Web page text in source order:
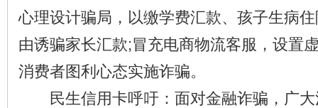
心理设计骗局，以缴学费汇款、孩子生病
由诱骗家长汇款;冒充电商物流客服，设置
消费者图利心态实施诈骗。
民生信用卡呼吁：面对金融诈骗，广大